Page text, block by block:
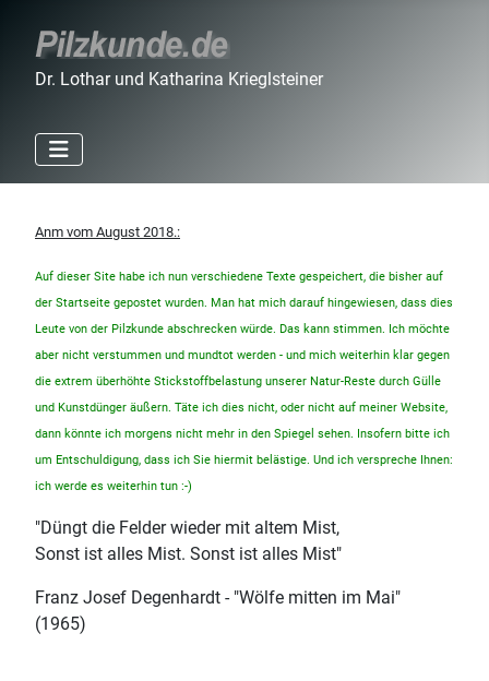
Dr. Lothar und Katharina Krieglsteiner
Anm vom August 2018.:
Auf dieser Site habe ich nun verschiedene Texte gespeichert, die bisher auf
der Startseite gepostet wurden. Man hat mich darauf hingewiesen, dass dies
Leute von der Pilzkunde abschrecken würde. Das kann stimmen. Ich möchte
aber nicht verstummen und mundtot werden - und mich weiterhin klar gegen
die extrem überhöhte Stickstoffbelastung unserer Natur-Reste durch Gülle
und Kunstdünger äußern. Täte ich dies nicht, oder nicht auf meiner Website,
dann könnte ich morgens nicht mehr in den Spiegel sehen. Insofern bitte ich
um Entschuldigung, dass ich Sie hiermit belästige. Und ich verspreche Ihnen:
ich werde es weiterhin tun :-)
"Düngt die Felder wieder mit altem Mist,
Sonst ist alles Mist. Sonst ist alles Mist"
Franz Josef Degenhardt - "Wölfe mitten im Mai"
(1965)